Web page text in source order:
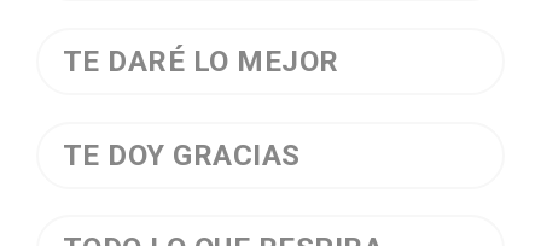
TE DARÉ LO MEJOR
TE DOY GRACIAS